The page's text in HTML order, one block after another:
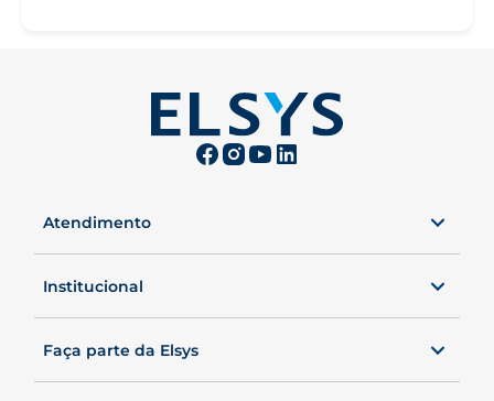
Atendimento
0800 00 ELSYS
Sábados, das 8 às 19h.
Institucional
Faça parte da Elsys